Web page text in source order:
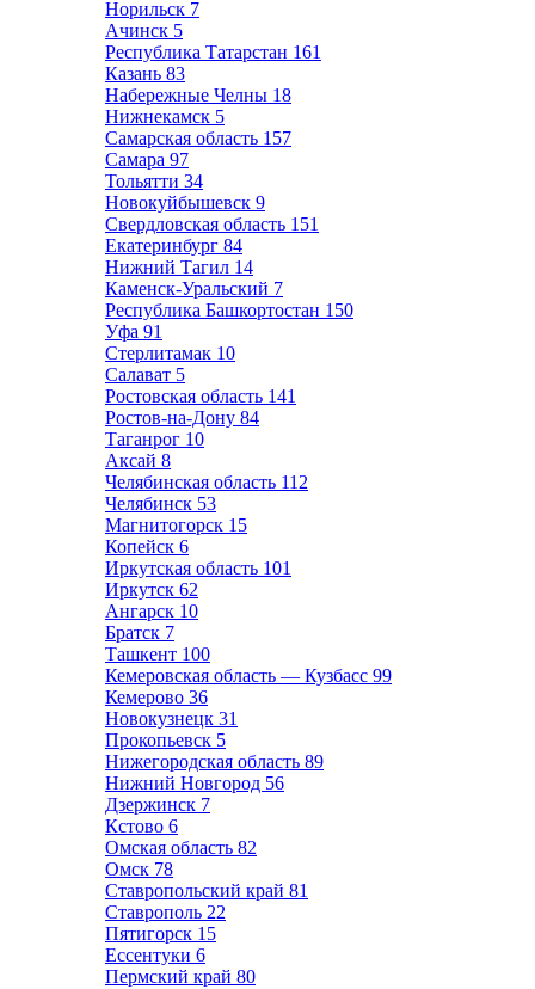
Норильск 7
Ачинск 5
Республика Татарстан 161
Казань 83
Набережные Челны 18
Нижнекамск 5
Самарская область 157
Самара 97
Тольятти 34
Новокуйбышевск 9
Свердловская область 151
Екатеринбург 84
Нижний Тагил 14
Каменск-Уральский 7
Республика Башкортостан 150
Уфа 91
Стерлитамак 10
Салават 5
Ростовская область 141
Ростов-на-Дону 84
Таганрог 10
Аксай 8
Челябинская область 112
Челябинск 53
Магнитогорск 15
Копейск 6
Иркутская область 101
Иркутск 62
Ангарск 10
Братск 7
Ташкент 100
Кемеровская область — Кузбасс 99
Кемерово 36
Новокузнецк 31
Прокопьевск 5
Нижегородская область 89
Нижний Новгород 56
Дзержинск 7
Кстово 6
Омская область 82
Омск 78
Ставропольский край 81
Ставрополь 22
Пятигорск 15
Ессентуки 6
Пермский край 80